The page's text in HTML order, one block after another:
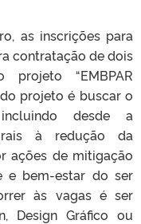
as inscrições para
contratação de dois
“EMBPAR
projeto é buscar o
incluindo desde a
à redução da
ações de mitigação
e bem-estar do ser
às vagas é ser
Design Gráfico ou